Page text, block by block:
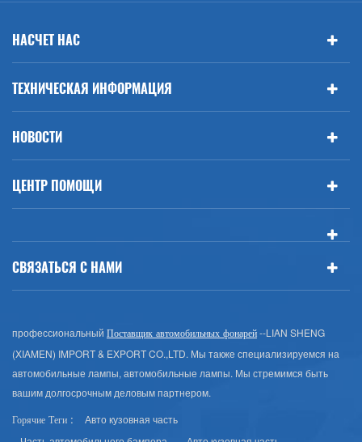
НАСЧЕТ НАС
ТЕХНИЧЕСКАЯ ИНФОРМАЦИЯ
НОВОСТИ
ЦЕНТР ПОМОЩИ
СВЯЗАТЬСЯ С НАМИ
профессиональный Поставщик автомобильных фонарей--LIAN SHENG
(XIAMEN) IMPORT & EXPORT CO.,LTD. Мы также специализируемся на
автомобильные лампы, автомобильные лампы. Мы стремимся быть
вашим долгосрочным деловым партнером.
Горячие Теги :
Авто кузовная часть